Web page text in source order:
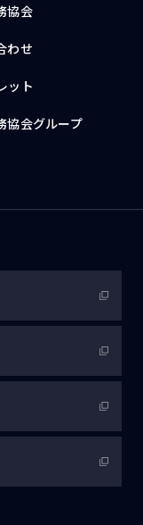
協会
わせ
ット
協会グループ